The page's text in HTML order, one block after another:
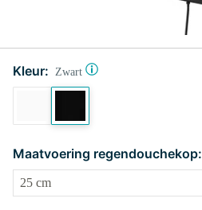
Kleur: Zwart
Maatvoering regendouchekop: